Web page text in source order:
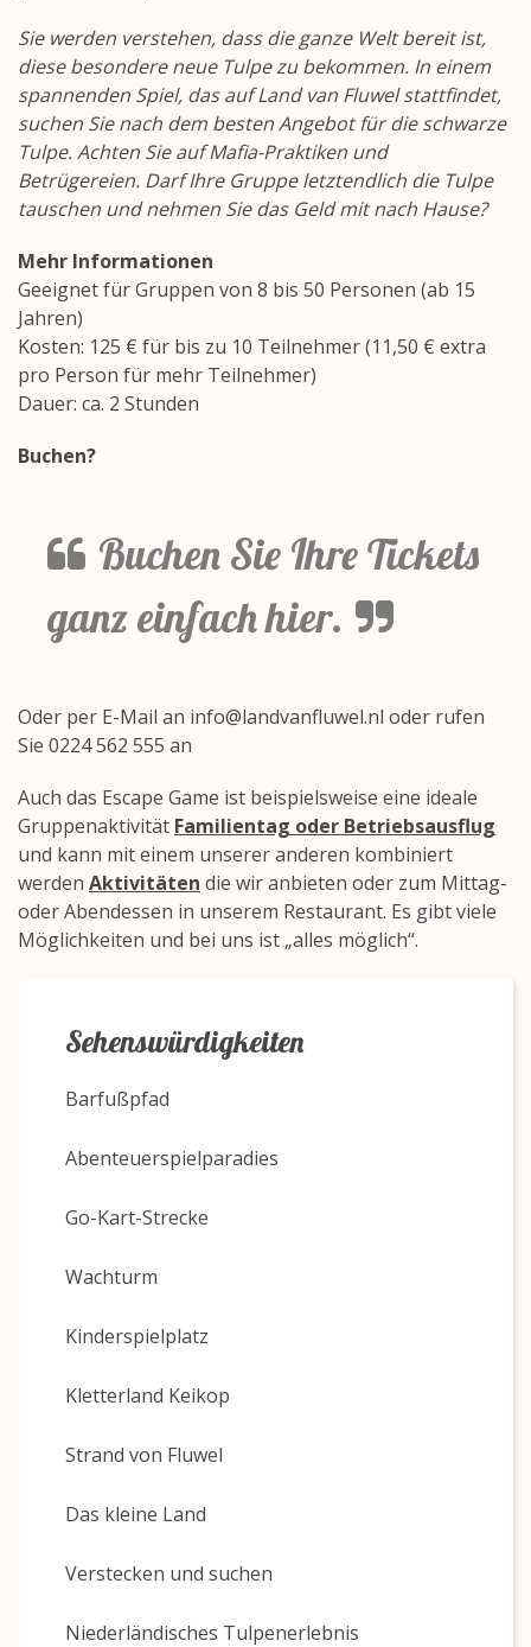
Sie werden verstehen, dass die ganze Welt bereit ist,
diese besondere neue Tulpe zu bekommen. In einem
spannenden Spiel, das auf Land van Fluwel stattfindet,
suchen Sie nach dem besten Angebot für die schwarze
Tulpe. Achten Sie auf Mafia-Praktiken und
Betrügereien. Darf Ihre Gruppe letztendlich die Tulpe
tauschen und nehmen Sie das Geld mit nach Hause?
Mehr Informationen
Geeignet für Gruppen von 8 bis 50 Personen (ab 15
Jahren)
Kosten: 125 € für bis zu 10 Teilnehmer (11,50 € extra
pro Person für mehr Teilnehmer)
Dauer: ca. 2 Stunden
Buchen?
Buchen Sie Ihre Tickets
ganz einfach hier.
Oder per E-Mail an info@landvanfluwel.nl oder rufen
Sie 0224 562 555 an
Auch das Escape Game ist beispielsweise eine ideale
Gruppenaktivität Familientag oder Betriebsausflug
und kann mit einem unserer anderen kombiniert
werden Aktivitäten die wir anbieten oder zum Mittag-
oder Abendessen in unserem Restaurant. Es gibt viele
Möglichkeiten und bei uns ist „alles möglich“.
Sehenswürdigkeiten
Barfußpfad
Abenteuerspielparadies
Go-Kart-Strecke
Wachturm
Kinderspielplatz
Kletterland Keikop
Strand von Fluwel
Das kleine Land
Verstecken und suchen
Niederländisches Tulpenerlebnis